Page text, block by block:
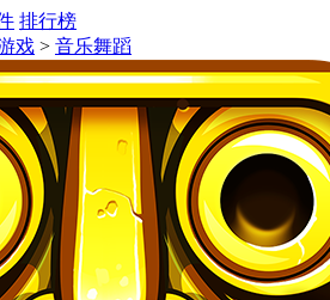
排行榜
戏 > 音乐舞蹈